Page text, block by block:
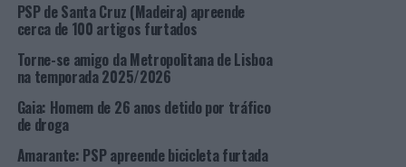
Foto: DR.
TÓPICOS RELACIONADOS: CRIMINALIDADE
LISBOA
PSP
PRÓXIMO
Lisboa: Detida por furto no interior de veículo na
freguesia da Estrela
PSP de Santa Cruz (Madeira) apreende
cerca de 100 artigos furtados
Torne-se amigo da Metropolitana de Lisboa
na temporada 2025/2026
Gaia: Homem de 26 anos detido por tráfico
de droga
Amarante: PSP apreende bicicleta furtada